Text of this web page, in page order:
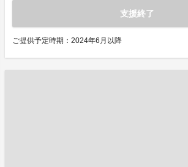
支援終了
ご提供予定時期：2024年6月以降